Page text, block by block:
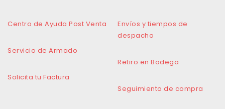
Centro de Ayuda Post Venta
Servicio de Armado
Solicita tu Factura
Envíos y tiempos de
despacho
Retiro en Bodega
Seguimiento de compra